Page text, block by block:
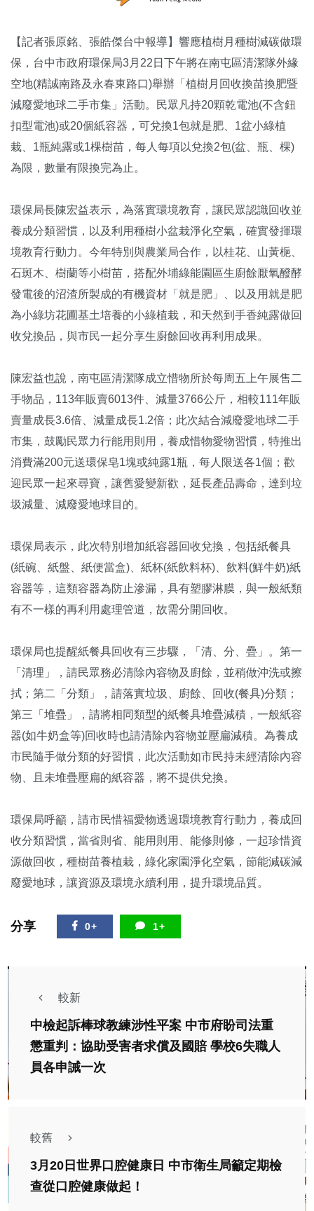
【記者張原銘、張皓傑台中報導】響應植樹月種樹減碳做環
保，台中市政府環保局3月22日下午將在南屯區清潔隊外緣
空地(精誠南路及永春東路口)舉辦「植樹月回收換苗換肥暨
減廢愛地球二手市集」活動。民眾凡持20顆乾電池(不含鈕
扣型電池)或20個紙容器，可兌換1包就是肥、1盆小綠植
栽、1瓶純露或1棵樹苗，每人每項以兌換2包(盆、瓶、棵)
為限，數量有限換完為止。
環保局長陳宏益表示，為落實環境教育，讓民眾認識回收並
養成分類習慣，以及利用種樹小盆栽淨化空氣，確實發揮環
境教育行動力。今年特別與農業局合作，以桂花、山黃梔、
石斑木、樹蘭等小樹苗，搭配外埔綠能園區生廚餘厭氧醱酵
發電後的沼渣所製成的有機資材「就是肥」、以及用就是肥
為小綠坊花圃基土培養的小綠植栽，和天然到手香純露做回
收兌換品，與市民一起分享生廚餘回收再利用成果。
陳宏益也說，南屯區清潔隊成立惜物所於每周五上午展售二
手物品，113年販賣6013件、減量3766公斤，相較111年販
賣量成長3.6倍、減量成長1.2倍；此次結合減廢愛地球二手
市集，鼓勵民眾力行能用則用，養成惜物愛物習慣，特推出
消費滿200元送環保皂1塊或純露1瓶，每人限送各1個；歡
迎民眾一起來尋寶，讓舊愛變新歡，延長產品壽命，達到垃
圾減量、減廢愛地球目的。
環保局表示，此次特別增加紙容器回收兌換，包括紙餐具
(紙碗、紙盤、紙便當盒)、紙杯(紙飲料杯)、飲料(鮮牛奶)紙
容器等，這類容器為防止滲漏，具有塑膠淋膜，與一般紙類
有不一樣的再利用處理管道，故需分開回收。
環保局也提醒紙餐具回收有三步驟，「清、分、疊」。第一
「清理」，請民眾務必清除內容物及廚餘，並稍做沖洗或擦
拭；第二「分類」，請落實垃圾、廚餘、回收(餐具)分類；
第三「堆疊」，請將相同類型的紙餐具堆疊減積，一般紙容
器(如牛奶盒等)回收時也請清除內容物並壓扁減積。為養成
市民隨手做分類的好習慣，此次活動如市民持未經清除內容
物、且未堆疊壓扁的紙容器，將不提供兌換。
環保局呼籲，請市民惜福愛物透過環境教育行動力，養成回
收分類習慣，當省則省、能用則用、能修則修，一起珍惜資
源做回收，種樹苗養植栽，綠化家園淨化空氣，節能減碳減
廢愛地球，讓資源及環境永續利用，提升環境品質。
分享 0+ 1+
較新
中檢起訴棒球教練涉性平案 中市府盼司法重
懲重判：協助受害者求償及國賠 學校6失職人
員各申誡一次
較舊
3月20日世界口腔健康日 中市衛生局籲定期檢
查從口腔健康做起！